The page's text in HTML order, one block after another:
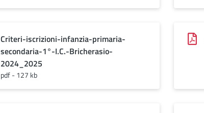
Criteri-iscrizioni-infanzia-primaria-
secondaria-1°-I.C.-Bricherasio-
2024_2025
pdf - 127 kb